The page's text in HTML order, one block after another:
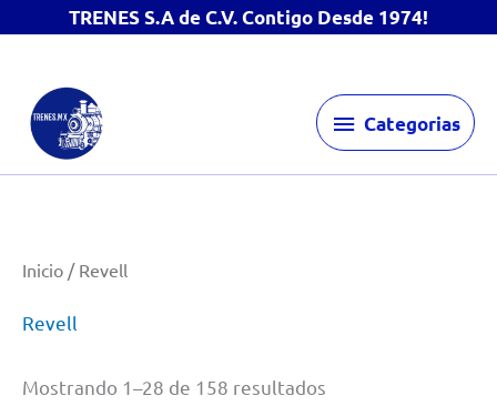
TRENES S.A de C.V. Contigo Desde 1974!
contenido
Categorias
Categorias
Inicio / Revell
Revell
Mostrando 1–28 de 158 resultados